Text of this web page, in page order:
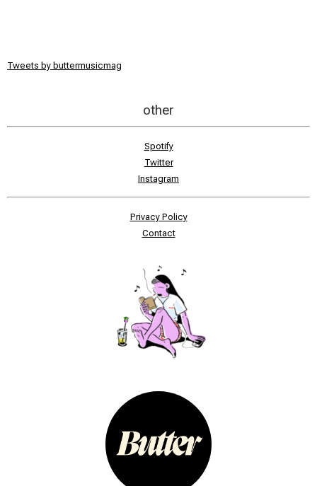
Tweets by buttermusicmag
other
Spotify
Twitter
Instagram
Privacy Policy
Contact